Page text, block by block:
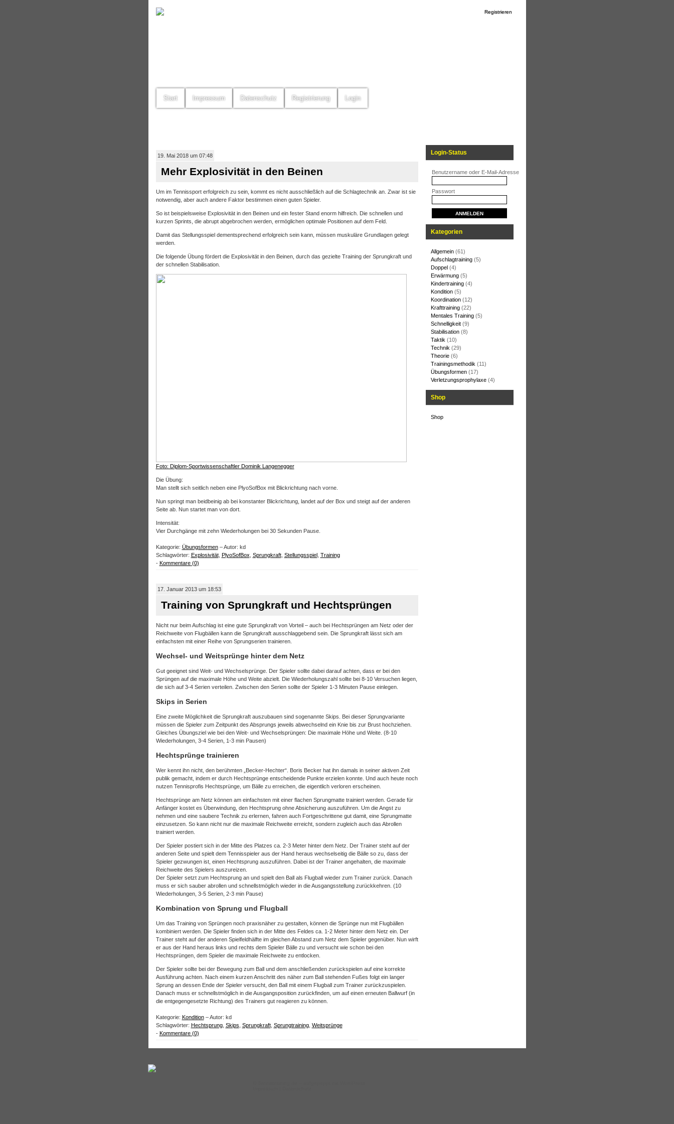
Registrieren
Start Impressum Datenschutz Registrierung Login
Login-Status
Benutzername oder E-Mail-Adresse
Passwort
Kategorien
Allgemein(61)
Aufschlagtraining(5)
Doppel(4)
Erwärmung(5)
Kindertraining(4)
Kondition(5)
Koordination(12)
Krafttraining(22)
Mentales Training(5)
Schnelligkeit(9)
Stabilisation(8)
Taktik (10)
Technik (29)
Theorie(6)
Trainingsmethodik (11)
Übungsformen(17)
Verletzungsprophylaxe(4)
Shop
Shop
19. Mai 2018 um 07:48
Mehr Explosivität in den Beinen
Um im Tennissport erfolgreich zu sein, kommt es nicht ausschließlich auf die Schlagtechnik an. Zwar ist sie
notwendig, aber auch andere Faktor bestimmen einen guten Spieler.
So ist beispielsweise Explosivität in den Beinen und ein fester Stand enorm hilfreich. Die schnellen und
kurzen Sprints, die abrupt abgebrochen werden, ermöglichen optimale Positionen auf dem Feld.
Damit das Stellungsspiel dementsprechend erfolgreich sein kann, müssen muskuläre Grundlagen gelegt
werden.
Die folgende Übung fördert die Explosivität in den Beinen, durch das gezielte Training der Sprungkraft und
der schnellen Stabilisation.
Foto: Diplom-Sportwissenschaftler Dominik Langenegger
Die Übung:
Man stellt sich seitlich neben eine PlyoSofBox mit Blickrichtung nach vorne.
Nun springt man beidbeinig ab bei konstanter Blickrichtung, landet auf der Box und steigt auf der anderen
Seite ab. Nun startet man von dort.
Intensität:
Vier Durchgänge mit zehn Wiederholungen bei 30 Sekunden Pause.
Kategorie: Übungsformen– Autor: kd
Schlagwörter: Explosivität, PlyoSofBox Sprungkraft, Stellungsspiel, Training
- Kommentare (0)
17. Januar 2013 um 18:53
Training von Sprungkraft und Hechtsprüngen
Nicht nur beim Aufschlag ist eine gute Sprungkraft von Vorteil – auch bei Hechtsprüngen am Netz oder der
Reichweite von Flugbällen kann die Sprungkraft ausschlaggebend sein. Die Sprungkraft lässt sich am
einfachsten mit einer Reihe von Sprungserien trainieren.
Wechsel- und Weitsprünge hinter dem Netz
Gut geeignet sind Weit- und Wechselsprünge. Der Spieler sollte dabei darauf achten, dass er bei den
Sprüngen auf die maximale Höhe und Weite abzielt. Die Wiederholungszahl sollte bei 8-10 Versuchen liegen,
die sich auf 3-4 Serien verteilen. Zwischen den Serien sollte der Spieler 1-3 Minuten Pause einlegen.
Skips in Serien
Eine zweite Möglichkeit die Sprungkraft auszubauen sind sogenannte Skips. Bei dieser Sprungvariante
müssen die Spieler zum Zeitpunkt des Absprungs jeweils abwechselnd ein Knie bis zur Brust hochziehen.
Gleiches Übungsziel wie bei den Weit- und Wechselsprüngen: Die maximale Höhe und Weite. (8-10
Wiederholungen, 3-4 Serien, 1-3 min Pausen)
Hechtsprünge trainieren
Wer kennt ihn nicht, den berühmten „Becker-Hechter“. Boris Becker hat ihn damals in seiner aktiven Zeit
publik gemacht, indem er durch Hechtsprünge entscheidende Punkte erzielen konnte. Und auch heute noch
nutzen Tennisprofis Hechtsprünge, um Bälle zu erreichen, die eigentlich verloren erscheinen.
Hechtsprünge am Netz können am einfachsten mit einer flachen Sprungmatte trainiert werden. Gerade für
Anfänger kostet es Überwindung, den Hechtsprung ohne Absicherung auszuführen. Um die Angst zu
nehmen und eine saubere Technik zu erlernen, fahren auch Fortgeschrittene gut damit, eine Sprungmatte
einzusetzen. So kann nicht nur die maximale Reichweite erreicht, sondern zugleich auch das Abrollen
trainiert werden.
Der Spieler postiert sich in der Mitte des Platzes ca. 2-3 Meter hinter dem Netz. Der Trainer steht auf der
anderen Seite und spielt dem Tennisspieler aus der Hand heraus wechselseitig die Bälle so zu, dass der
Spieler gezwungen ist, einen Hechtsprung auszuführen. Dabei ist der Trainer angehalten, die maximale
Reichweite des Spielers auszureizen.
Der Spieler setzt zum Hechtsprung an und spielt den Ball als Flugball wieder zum Trainer zurück. Danach
muss er sich sauber abrollen und schnellstmöglich wieder in die Ausgangsstellung zurückkehren. (10
Wiederholungen, 3-5 Serien, 2-3 min Pause)
Kombination von Sprung und Flugball
Um das Training von Sprüngen noch praxisnäher zu gestalten, können die Sprünge nun mit Flugbällen
kombiniert werden. Die Spieler finden sich in der Mitte des Feldes ca. 1-2 Meter hinter dem Netz ein. Der
Trainer steht auf der anderen Spielfeldhälfte im gleichen Abstand zum Netz dem Spieler gegenüber. Nun wirft
er aus der Hand heraus links und rechts dem Spieler Bälle zu und versucht wie schon bei den
Hechtsprüngen, dem Spieler die maximale Reichweite zu entlocken.
Der Spieler sollte bei der Bewegung zum Ball und dem anschließenden zurückspielen auf eine korrekte
Ausführung achten. Nach einem kurzen Anschritt des näher zum Ball stehenden Fußes folgt ein langer
Sprung an dessen Ende der Spieler versucht, den Ball mit einem Flugball zum Trainer zurückzuspielen.
Danach muss er schnellstmöglich in die Ausgangsposition zurückfinden, um auf einen erneuten Ballwurf (in
die entgegengesetzte Richtung) des Trainers gut reagieren zu können.
Kategorie: Kondition– Autor: kd
Schlagwörter: Hechtsprung, Skips Sprungkraft, Sprungtraining, Weitsprünge
- Kommentare (0)